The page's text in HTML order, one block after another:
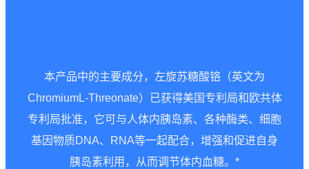
本产品中的主要成分，左旋苏糖酸铬（英文为
ChromiumL-Threonate）已获得美国专利局和欧共体
专利局批准，它可与人体内胰岛素、各种酶类、细胞
基因物质DNA、RNA等一起配合，增强和促进自身
胰岛素利用，从而调节体内血糖。*